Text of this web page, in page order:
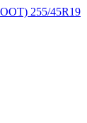
255/45R19